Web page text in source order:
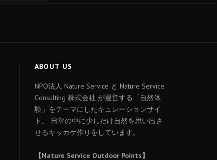
ABOUT US
NPO法人 Nature Service と Nature Service
Consulting 株式会社 が運営する「自然体
験」をテーマにしたキュレーションサイ
ト。 日常の中に少しだけ自然を思い出さ
せるキッカケ作りをしています。
【Nature Service Outdoor Points】